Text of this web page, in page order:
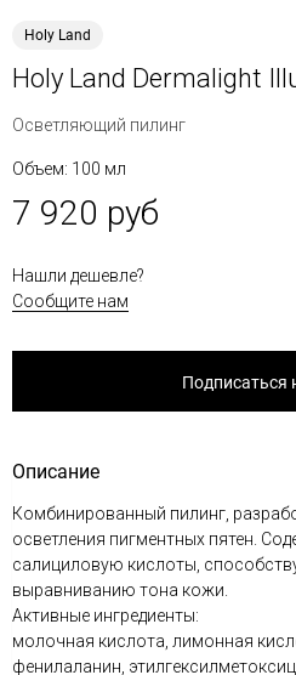
Holy Land
Holy Land Dermalight
Осветляющий пилинг
Объем: 100 мл
7 920 руб
Нашли дешевле?
Сообщите нам
Подписаться
Описание
Комбинированный пилинг,
осветления пигментных пятен.
салициловую кислоты,
выравниванию тона кожи.
Активные ингредиенты:
молочная кислота, лимонная
фенилаланин,